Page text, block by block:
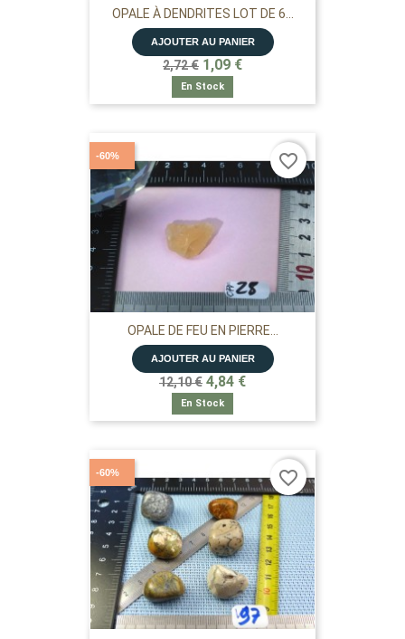
OPALE À DENDRITES LOT DE 6...
AJOUTER AU PANIER
2,72 € 1,09 €
En Stock
OPALE DE FEU EN PIERRE...
AJOUTER AU PANIER
12,10 € 4,84 €
En Stock
-60% favorite_border
-60% favorite_border